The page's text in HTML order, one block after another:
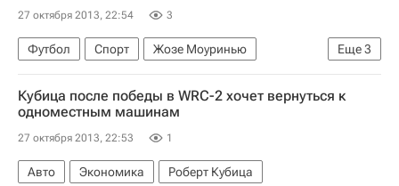
Сингапур (страна)
Весь мир
Виктория Азаренко
Серена Уильямс
27 октября 2013, 22:54 3
Еще3
Футбол Спорт
Жозе Моуринью
АПЛ 2026-2027 (Чемпионат Англии по футболу)
Челси
Манчестер Сити
Кубица после победы в WRC-2 хочет вернуться к
одноместным машинам
27 октября 2013, 22:53 1
Авто Экономика Роберт Кубица